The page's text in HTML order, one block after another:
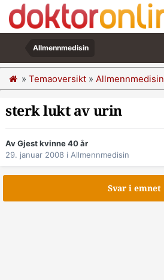
Allmennmedisin
» Temaoversikt » Allmennmedisin
sterk lukt av urin
Av Gjest kvinne 40 år
29. januar 2008 i Allmennmedisin
Svar i emnet